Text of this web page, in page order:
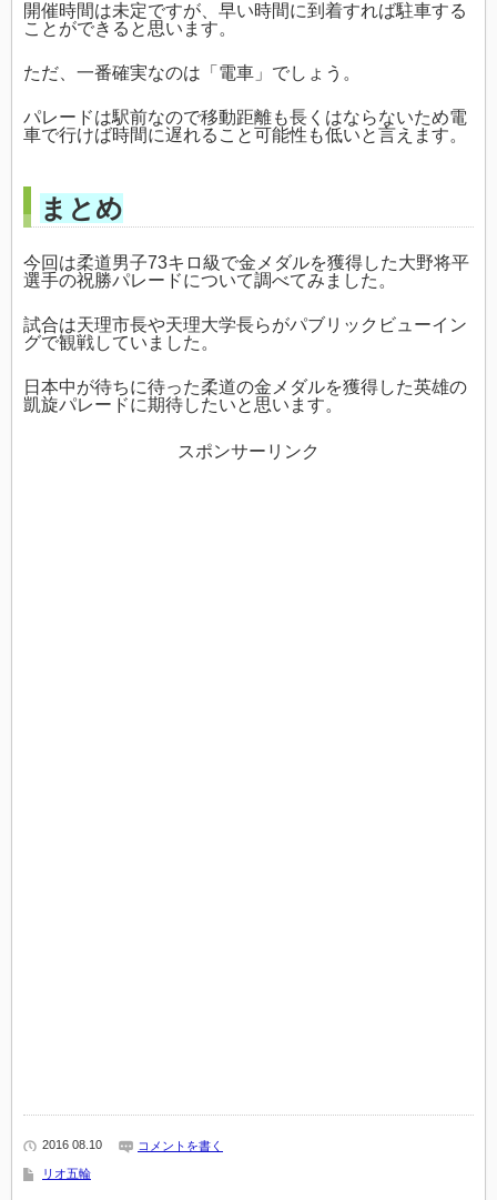
開催時間は未定ですが、早い時間に到着すれば駐車する
ことができると思います。
ただ、一番確実なのは「電車」でしょう。
パレードは駅前なので移動距離も長くはならないため電
車で行けば時間に遅れること可能性も低いと言えます。
まとめ
今回は柔道男子73キロ級で金メダルを獲得した大野将平
選手の祝勝パレードについて調べてみました。
試合は天理市長や天理大学長らがパブリックビューイン
グで観戦していました。
日本中が待ちに待った柔道の金メダルを獲得した英雄の
凱旋パレードに期待したいと思います。
スポンサーリンク
2016 08.10 コメントを書く
リオ五輪